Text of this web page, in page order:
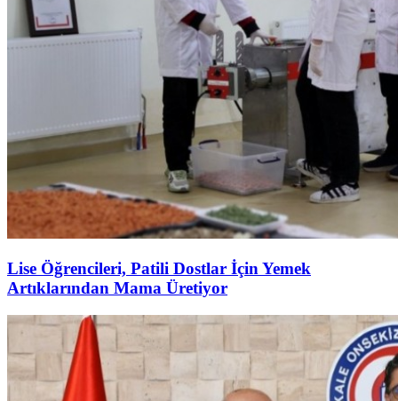
Lise Öğrencileri, Patili Dostlar İçin Yemek
Artıklarından Mama Üretiyor